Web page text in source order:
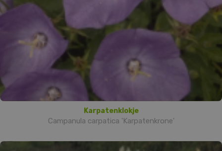
Karpatenklokje
Campanula carpatica 'Karpatenkrone'